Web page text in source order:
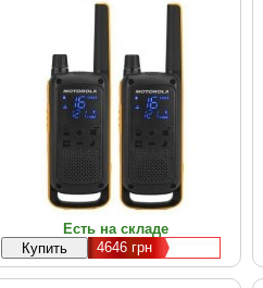
аккумулятор, есть, фонарик,
IPx4, функция VOX,
автоматическое шумоподавление,
одновременный мониторинг двух
каналов, кнопка вызова
экстренной помощи
Есть на складе
4646 грн